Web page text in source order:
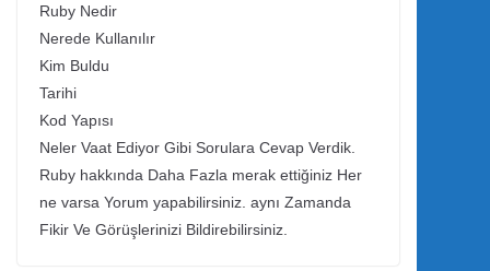
Ruby Nedir
Nerede Kullanılır
Kim Buldu
Tarihi
Kod Yapısı
Neler Vaat Ediyor Gibi Sorulara Cevap Verdik.
Ruby hakkında Daha Fazla merak ettiğiniz Her
ne varsa Yorum yapabilirsiniz. aynı Zamanda
Fikir Ve Görüşlerinizi Bildirebilirsiniz.